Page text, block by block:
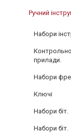
Ручний
Набори
прилади.
Набори
Ключі
Набори біт.
Набори біт.